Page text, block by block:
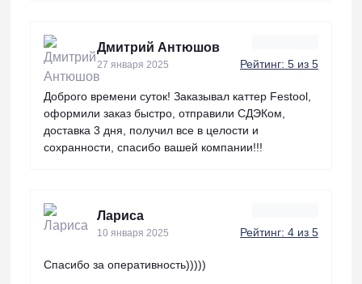
Дмитрий Антюшов
27 января 2025 Рейтинг: 5 из 5
Доброго времени суток! Заказывал каттер Festool,
оформили заказ быстро, отправили СДЭКом,
доставка 3 дня, получил все в целости и
сохранности, спасибо вашей компании!!!
Лариса
10 января 2025 Рейтинг: 4 из 5
Спасибо за оперативность)))))